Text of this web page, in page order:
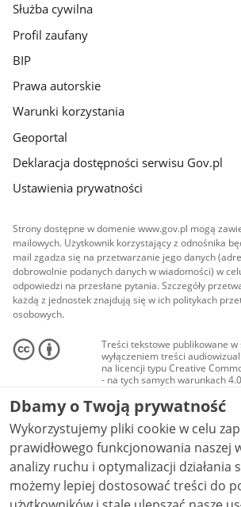
Służba cywilna
Profil zaufany
BIP
Prawa autorskie
Warunki korzystania
Geoportal
Deklaracja dostępności serwisu Gov.pl
Ustawienia prywatności
Strony dostępne w domenie www.gov.pl mogą
mailowych. Użytkownik korzystający z odnośnika
mail zgadza się na przetwarzanie jego danych
dobrowolnie podanych danych w wiadomości) w
odpowiedzi na przesłane pytania. Szczegóły
każdą z jednostek znajdują się w ich politykach
osobowych.
Treści tekstowe publikowane w
wyłączeniem treści
na licencji typu Creative
- na tych samych warunkach
Materiały audiowizualne, w
audio i wideo, są udostępniane
Creative Commons: uznanie
niekomercyjne - bez utworów
NC-ND 4.0), o ile nie jest to
Dbamy o Twoją prywatność
Wykorzystujemy pliki cookie w celu
prawidłowego funkcjonowania naszej
analizy ruchu i optymalizacji działania strony.
możemy lepiej dostosować treści do